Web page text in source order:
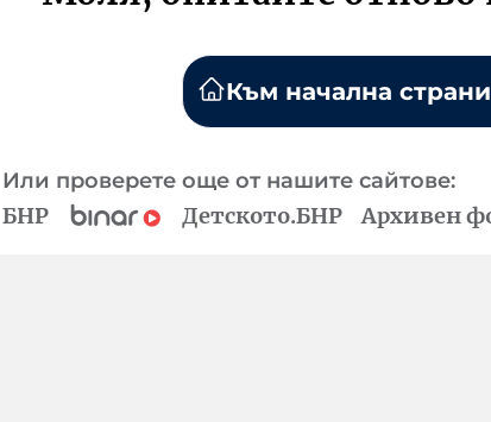
Към начална
Или проверете още от нашите сайтове:
БНР Детското.БНР Архивен